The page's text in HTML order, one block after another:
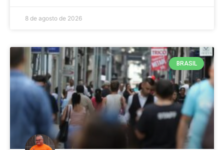
8 de agosto de 2026
BRASIL